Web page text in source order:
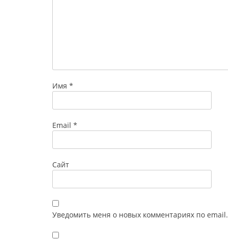
Имя *
Email *
Сайт
Уведомить меня о новых комментариях по email.